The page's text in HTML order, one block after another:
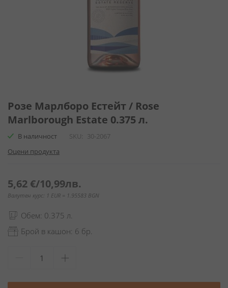
към
началото
на
галерия
снимки
Розе Марлборо Естейт / Rose
Marlborough Estate 0.375 л.
В наличност SKU
30-2067
Оцени продукта
5,62 €/10,99лв.
Валутен курс: 1 EUR = 1.95583 BGN
Обем: 0.375 л.
Брой в кашон: 6 бр.